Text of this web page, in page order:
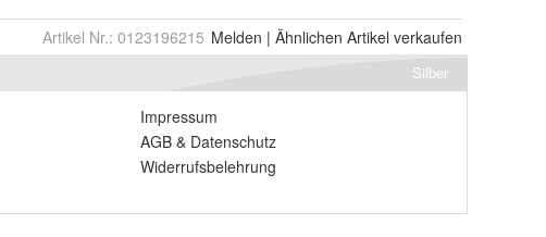
Artikel Nr.: 0123196215 Melden | Ähnlichen Artikel verkaufen
Silber
Impressum
AGB & Datenschutz
Widerrufsbelehrung